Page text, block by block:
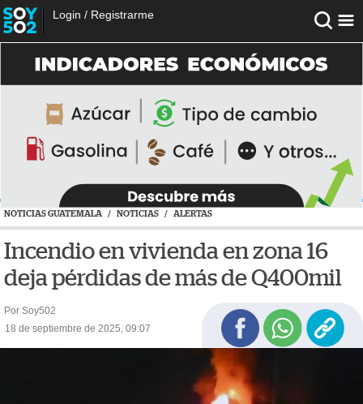
Login / Registrarme
NOTICIAS GUATEMALA / NOTICIAS / ALERTAS
Incendio en vivienda en zona 16
deja pérdidas de más de Q400mil
Por Soy502
18 de septiembre de 2025, 09:07